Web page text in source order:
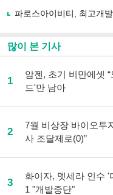
파로스아이비티, 최고개
많이 본 기사
1
암젠, 초기 비만에셋
드'만 남아
2
7월 비상장 바이오투
사 조달제로(0)”
3
화이자, 멧세라 인수
1 "개발중단"